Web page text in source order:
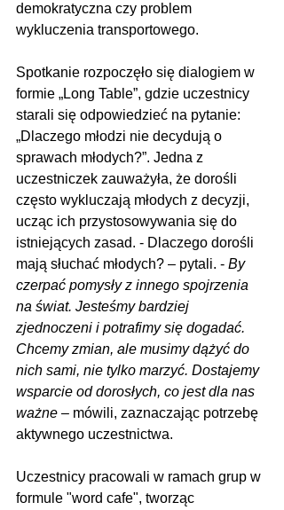
demokratyczna czy problem
wykluczenia transportowego.
Spotkanie rozpoczęło się dialogiem w
formie „Long Table”, gdzie uczestnicy
starali się odpowiedzieć na pytanie:
„Dlaczego młodzi nie decydują o
sprawach młodych?”. Jedna z
uczestniczek zauważyła, że dorośli
często wykluczają młodych z decyzji,
ucząc ich przystosowywania się do
istniejących zasad. - Dlaczego dorośli
mają słuchać młodych? – pytali. - By
czerpać pomysły z innego spojrzenia
na świat. Jesteśmy bardziej
zjednoczeni i potrafimy się dogadać.
Chcemy zmian, ale musimy dążyć do
nich sami, nie tylko marzyć. Dostajemy
wsparcie od dorosłych, co jest dla nas
ważne – mówili, zaznaczając potrzebę
aktywnego uczestnictwa.
Uczestnicy pracowali w ramach grup w
formule "word cafe", tworząc